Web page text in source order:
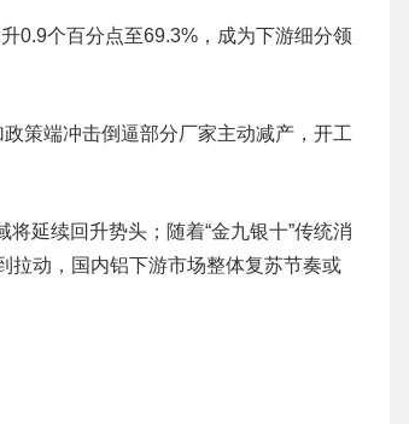
0.9个百分点至69.3%，成为下游细分领
策端冲击倒逼部分厂家主动减产，开工
延续回升势头；随着“金九银十”传统消
拉动，国内铝下游市场整体复苏节奏或